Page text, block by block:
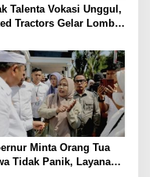
Talenta Vokasi Unggul,
Tractors Gelar Lomba
Minta Orang Tua
Tidak Panik, Layanan